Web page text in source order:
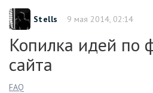
Stells 9 мая 2014, 02:14
Копилка идей по
сайта
FAQ